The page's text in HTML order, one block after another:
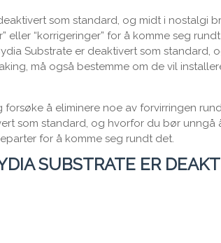
som standard, og midt i nostalgi
eller “korrigeringer” for å komme seg
Substrate er deaktivert som standard,
må også bestemme om de vil
forsøke å eliminere noe av forvirringen
som standard, og hvorfor du bør unngå
for å komme seg rundt det.
SUBSTRATE ER